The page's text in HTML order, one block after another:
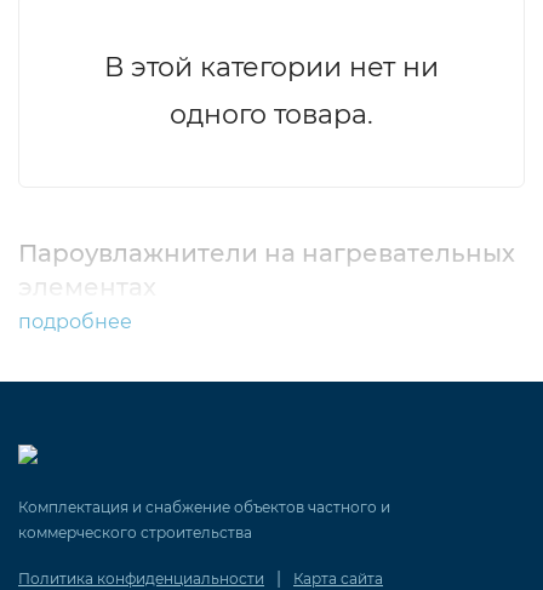
В этой категории нет ни
одного товара.
Пароувлажнители на нагревательных
элементах
подробнее
Комплектация и снабжение объектов частного и
коммерческого строительства
Политика конфиденциальности | Карта сайта